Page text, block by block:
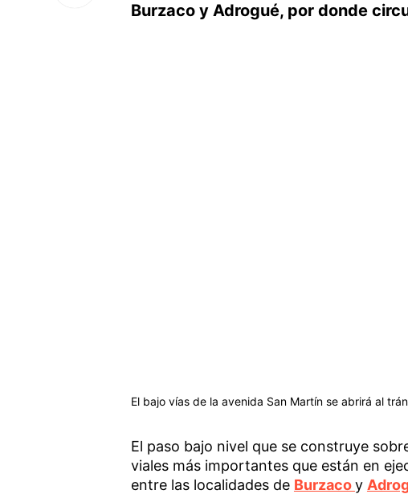
Burzaco y Adrogué, por donde
El bajo vías de la avenida San Martín se abrirá al
El paso bajo nivel que se construye
viales más importantes que están en
entre las localidades de Burzacoy